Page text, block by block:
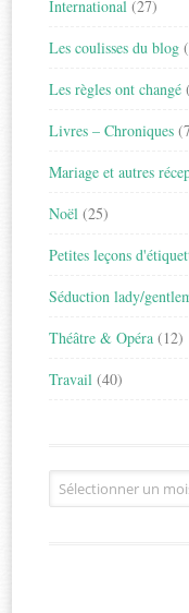
International (27)
Les coulisses du blog
Les règles ont changé
Livres – Chroniques
Mariage et autres
Noël (25)
Petites leçons
Séduction lady/
Théâtre & Opéra (12)
Travail (40)
Archives